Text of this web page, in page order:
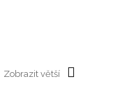
Zobrazit větší